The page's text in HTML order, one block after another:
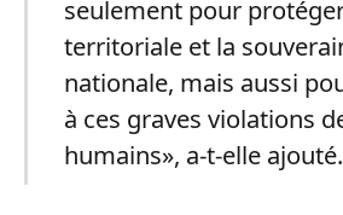
seulement pour
territoriale et la
nationale, mais aussi
à ces graves violations
humains», a-t-elle ajouté.